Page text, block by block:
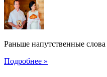
Раньше напутственные
Подробнее »